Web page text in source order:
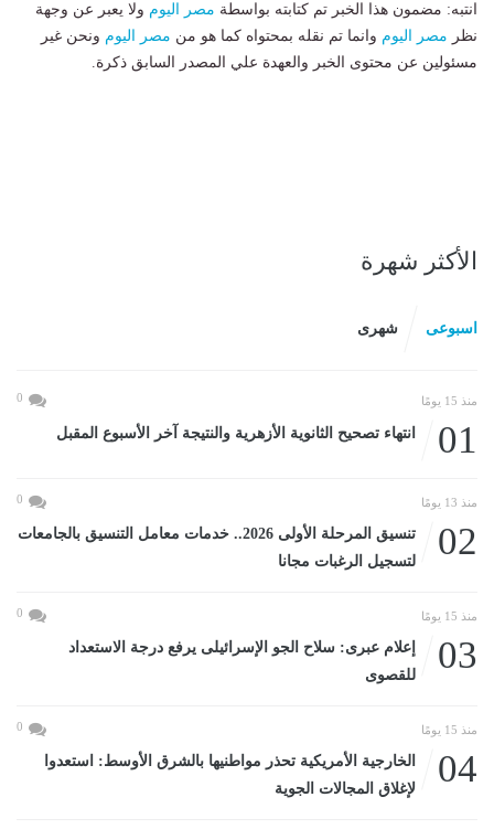
انتبه: مضمون هذا الخبر تم كتابته بواسطة مصر اليوم ولا يعبر عن وجهة
نظر مصر اليوم وانما تم نقله بمحتواه كما هو من مصر اليوم ونحن غير
مسئولين عن محتوى الخبر والعهدة علي المصدر السابق ذكرة.
الأكثر شهرة
اسبوعى شهرى
منذ 15 يومًا 0
01 انتهاء تصحيح الثانوية الأزهرية والنتيجة آخر الأسبوع المقبل
منذ 13 يومًا 0
02
تنسيق المرحلة الأولى 2026.. خدمات معامل التنسيق بالجامعات
لتسجيل الرغبات مجانا
منذ 15 يومًا 0
03
إعلام عبرى: سلاح الجو الإسرائيلى يرفع درجة الاستعداد
للقصوى
منذ 15 يومًا 0
04
الخارجية الأمريكية تحذر مواطنيها بالشرق الأوسط: استعدوا
لإغلاق المجالات الجوية